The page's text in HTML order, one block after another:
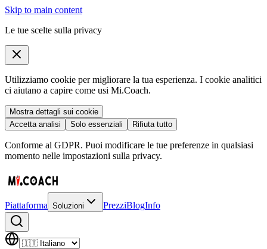
Skip to main content
Le tue scelte sulla privacy
Utilizziamo cookie per migliorare la tua esperienza. I cookie analitici
ci aiutano a capire come usi Mi.Coach.
Mostra dettagli sui cookie
Accetta analisi
Solo essenziali Rifiuta tutto
Conforme al GDPR. Puoi modificare le tue preferenze in qualsiasi
momento nelle impostazioni sulla privacy.
Piattaforma Soluzioni PrezziBlogInfo